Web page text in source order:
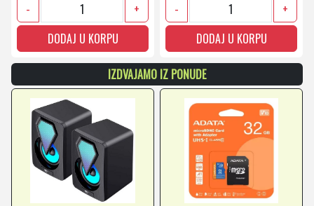
-
+
DODAJ U KORPU
-
+
DODAJ U KORPU
IZDVAJAMO IZ PONUDE